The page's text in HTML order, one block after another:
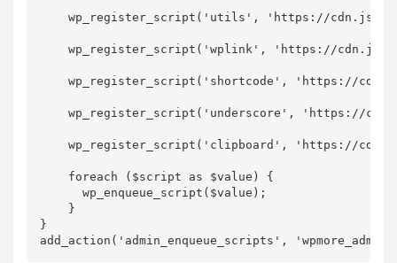
wp_register_script('utils', 'https://
wp_register_script('wplink', 'https://
wp_register_script('shortcode', 'https://
wp_register_script('underscore', 'https://
wp_register_script('clipboard', 'https://
    foreach ($script as $value) {
      wp_enqueue_script($value);
    }
}
add_action('admin_enqueue_scripts',